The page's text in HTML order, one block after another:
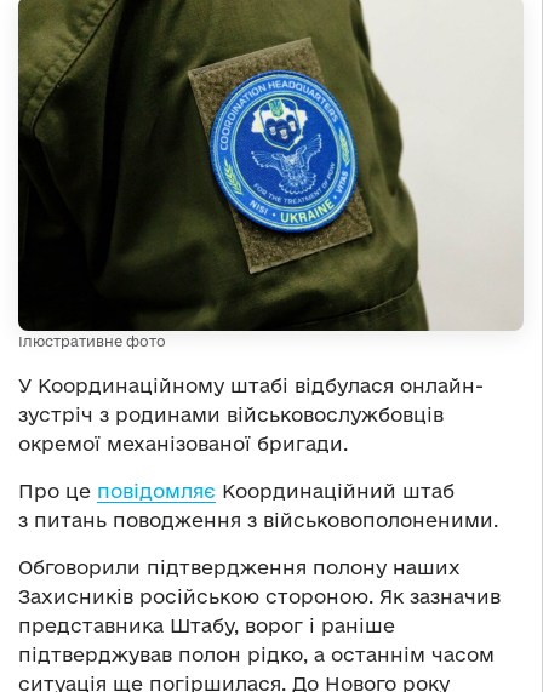
Ілюстративне фото
У Координаційному штабі відбулася онлайн-
зустріч з родинами військовослужбовців
окремої механізованої бригади.
Про це повідомляє Координаційний штаб
з питань поводження з військовополоненими.
Обговорили підтвердження полону наших
Захисників російською стороною. Як зазначив
представника Штабу, ворог і раніше
підтверджував полон рідко, а останнім часом
ситуація ще погіршилася. До Нового року